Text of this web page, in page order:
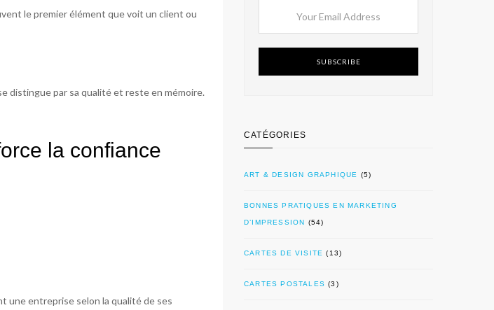
le premier élément que voit un client ou
distingue par sa qualité et reste en mémoire.
la confiance
une entreprise selon la qualité de ses
SUBSCRIBE
CATÉGORIES
ART & DESIGN GRAPHIQUE (5)
BONNES PRATIQUES EN MARKETING
D’IMPRESSION (54)
CARTES DE VISITE (13)
CARTES POSTALES (3)